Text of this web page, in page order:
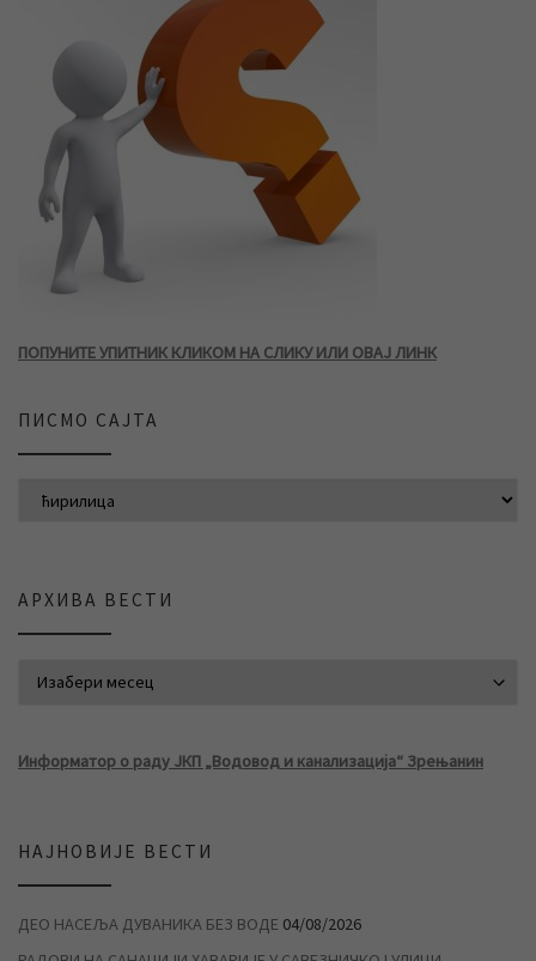
ПОПУНИТЕ УПИТНИК КЛИКОМ НА СЛИКУ ИЛИ ОВАЈ ЛИНК
ПИСМО САЈТА
АРХИВА ВЕСТИ
Информатор о раду ЈКП „Водовод и канализација“ Зрењанин
НАЈНОВИЈЕ ВЕСТИ
ДЕО НАСЕЉА ДУВАНИКА БЕЗ ВОДЕ 04/08/2026